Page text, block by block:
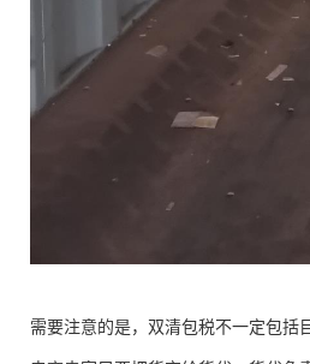
需要注意的是，双清包税不一定包括